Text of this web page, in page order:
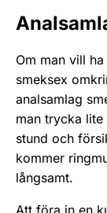
Om man vill
smeksex
analsamlag
man trycka
stund och
kommer
långsamt.